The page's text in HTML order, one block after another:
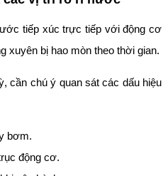
tiếp xúc trực tiếp với động cơ
xuyên bị hao mòn theo thời gian.
cần chú ý quan sát các dấu hiệu
bơm.
động cơ.